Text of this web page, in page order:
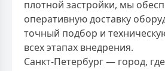
плотной застройки, мы
оперативную доставку
точный подбор и
всех этапах внедрения.
Санкт-Петербург — город,